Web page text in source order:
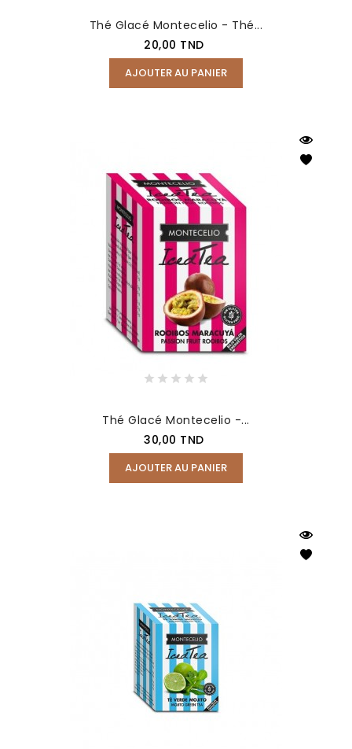
Thé Glacé Montecelio - Thé...
Prix
20,00 TND
AJOUTER AU PANIER
Thé Glacé Montecelio -...
Prix
30,00 TND
AJOUTER AU PANIER